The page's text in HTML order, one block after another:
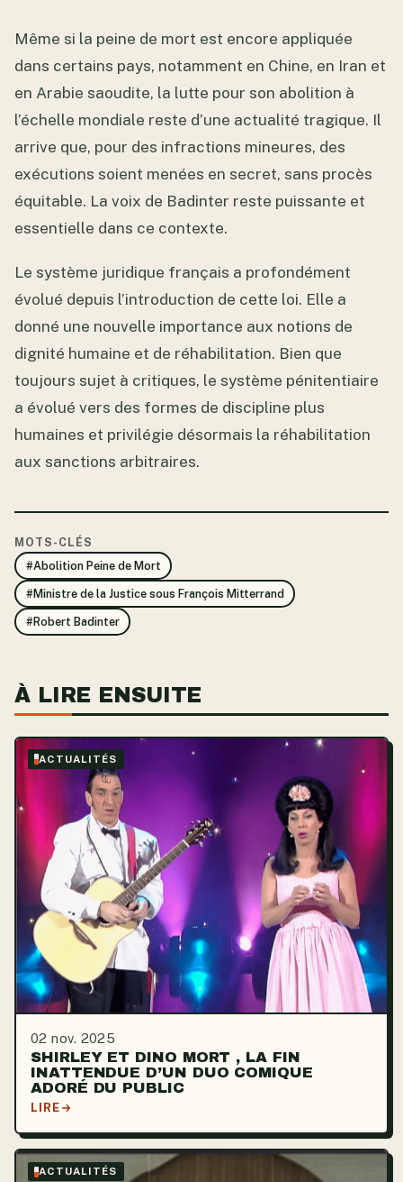
Même si la peine de mort est encore appliquée
dans certains pays, notamment en Chine, en Iran et
en Arabie saoudite, la lutte pour son abolition à
l’échelle mondiale reste d’une actualité tragique. Il
arrive que, pour des infractions mineures, des
exécutions soient menées en secret, sans procès
équitable. La voix de Badinter reste puissante et
essentielle dans ce contexte.
Le système juridique français a profondément
évolué depuis l’introduction de cette loi. Elle a
donné une nouvelle importance aux notions de
dignité humaine et de réhabilitation. Bien que
toujours sujet à critiques, le système pénitentiaire
a évolué vers des formes de discipline plus
humaines et privilégie désormais la réhabilitation
aux sanctions arbitraires.
MOTS-CLÉS
#Abolition Peine de Mort
#Ministre de la Justice sous François Mitterrand
#Robert Badinter
À LIRE ENSUITE
ACTUALITÉS
02 nov. 2025
SHIRLEY ET DINO MORT , LA FIN
INATTENDUE D’UN DUO COMIQUE
ADORÉ DU PUBLIC
LIRE
ACTUALITÉS